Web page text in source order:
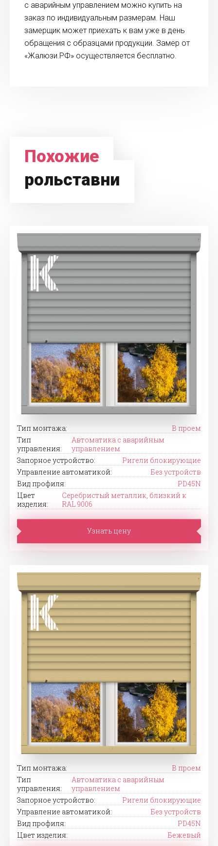
с аварийным управлением можно купить на
заказ по индивидуальным размерам. Наш
замерщик может приехать к вам уже в день
обращения с образцами продукции. Замер от
«Жалюзи.РФ» осуществляется бесплатно.
Похожие
рольставни
Тип монтажа:
В проем
Тип
управления:
Автоматика с аварийным
управлением
Запорное устройство:
Ригели блокирующие
Управление автоматикой:
Без устройств
Вид профиля:
PD45N
Цвет
изделия:
Серебристый металлик, близкий к
RAL 9006
Узнать цену
Тип монтажа:
В проем
Тип
управления:
Автоматика с аварийным
управлением
Запорное устройство:
Ригели блокирующие
Управление автоматикой:
Без устройств
Вид профиля:
PD45N
Цвет изделия:
Бежевый